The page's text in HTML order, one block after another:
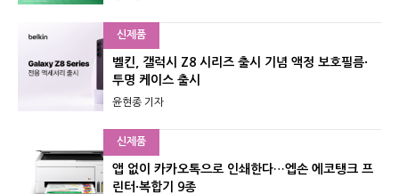
신제품
벨킨, 갤럭시 Z8 시리즈 출시 기념 액정 보호필름·
투명 케이스 출시
윤현종 기자
신제품
앱 없이 카카오톡으로 인쇄한다…엡손 에코탱크 프
린터·복합기 9종